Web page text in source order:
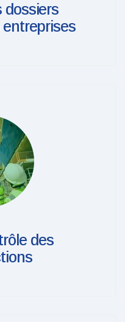
dossiers
des